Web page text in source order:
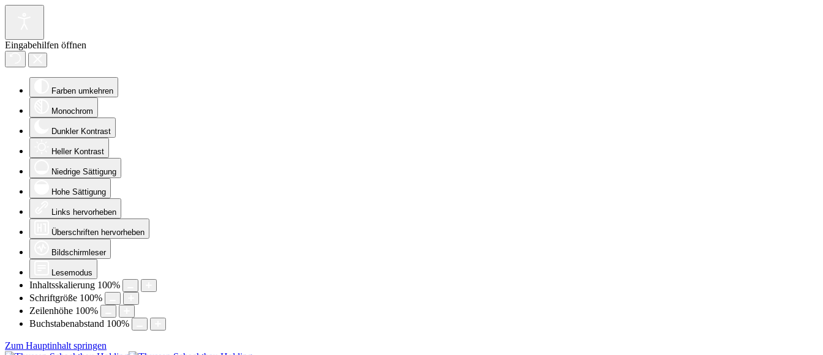
Eingabehilfen öffnen
Farben umkehren
Monochrom
Dunkler Kontrast
Heller Kontrast
Niedrige Sättigung
Hohe Sättigung
Links hervorheben
Überschriften hervorheben
Bildschirmleser
Lesemodus
Inhaltsskalierung 100%
Schriftgröße 100%
Zeilenhöhe 100%
Buchstabenabstand 100%
Zum Hauptinhalt springen